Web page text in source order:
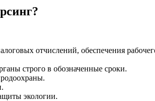
отчислений, обеспечения
строго в обозначенные сроки.
экологии.